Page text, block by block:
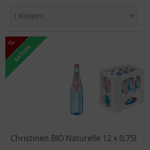
AKTION
Christinen BIO Naturelle 12 x 0,75l